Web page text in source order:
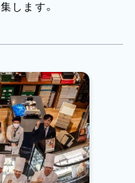
します。